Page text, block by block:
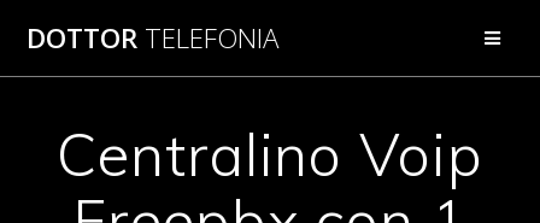
al
DOTTOR TELEFONIA
Centralino Voip